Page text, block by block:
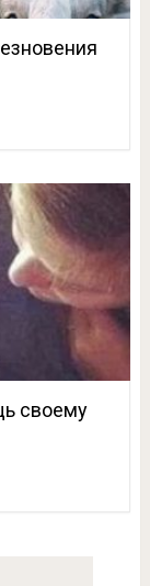
своему